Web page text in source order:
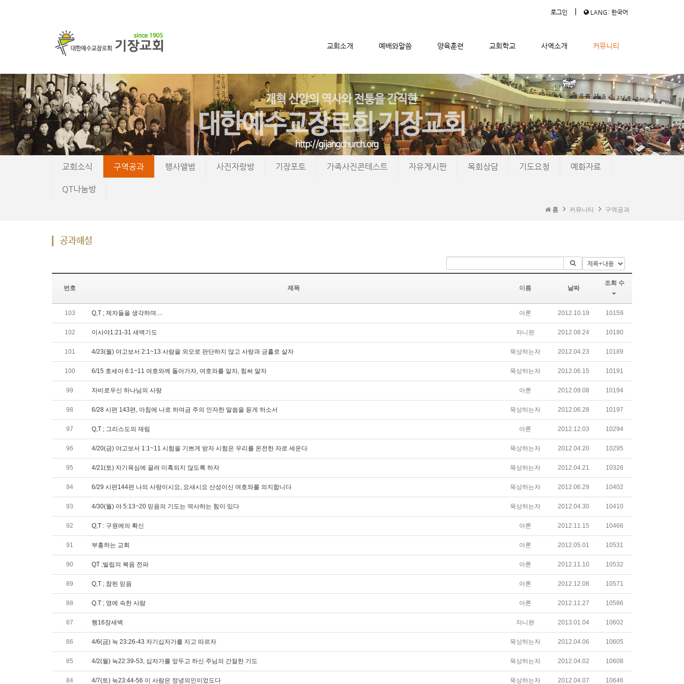
로그인 | LANG: 한국어
교회소개 예배와말씀 양육훈련 교회학교 사역소개 커뮤니티
메뉴 건너뛰기
교회소식 구역공과 행사앨범 사진자랑방 기장포토 가족사진콘테스트 자유게시판 목회상담 기도요청 예화자료
QT나눔방
홈 커뮤니티 구역공과
공과해설
번호 제목 이름 날짜
조회 수
103 Q,T ; 제자들을 생각하며.... 아론 2012.10.19 10159
102 이사야1:21-31 새벽기도 자니완 2012.08.24 10180
101 4/23(월) 야고보서 2:1~13 사람을 외모로 판단하지 않고 사랑과 긍휼로 살자 묵상하는자 2012.04.23 10189
100 6/15 호세아 6:1~11 여호와께 돌아가자, 여호와를 알자, 힘써 알자 묵상하는자 2012.06.15 10191
99 자비로우신 하나님의 사랑 아론 2012.09.08 10194
98 6/28 시편 143편, 아침에 나로 하여금 주의 인자한 말씀을 듣게 하소서 묵상하는자 2012.06.28 10197
97 Q,T ; 그리스도의 재림 아론 2012.12.03 10294
96 4/20(금) 야고보서 1:1~11 시험을 기쁘게 받자 시험은 우리를 온전한 자로 세운다 묵상하는자 2012.04.20 10295
95 4/21(토) 자기욕심에 끌려 미혹되지 않도록 하자 묵상하는자 2012.04.21 10326
94 6/29 시편144편 나의 사랑이시요, 요새시요 산성이신 여호와를 의지합니다 묵상하는자 2012.06.29 10402
93 4/30(월) 야 5:13~20 믿음의 기도는 역사하는 힘이 있다 묵상하는자 2012.04.30 10410
92 Q,T : 구원에의 확신 아론 2012.11.15 10466
91 부흥하는 교회 아론 2012.05.01 10531
90 QT ;빌립의 복음 전파 아론 2012.11.10 10532
89 Q,T ; 참된 믿음 아론 2012.12.08 10571
88 Q.T ; 영에 속한 사람 아론 2012.11.27 10586
87 행16장새벽 자니완 2013.01.04 10602
86 4/6(금) 눅 23:26-43 자기십자가를 지고 따르자 묵상하는자 2012.04.06 10605
85 4/2(월) 눅22:39-53, 십자가를 앞두고 하신 주님의 간절한 기도 묵상하는자 2012.04.02 10608
84 4/7(토) 눅23:44-56 이 사람은 정녕의인이었도다 묵상하는자 2012.04.07 10646